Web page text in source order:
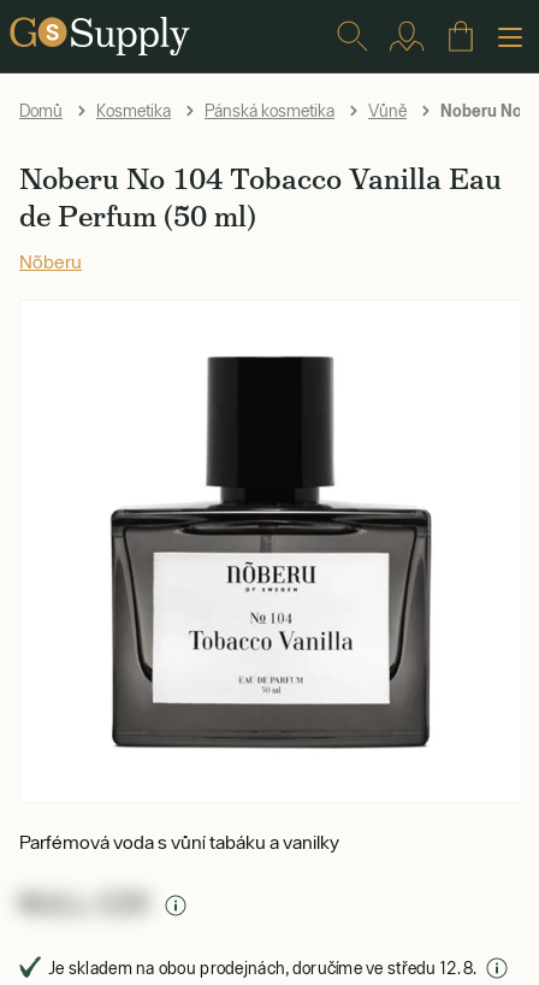
Domů Kosmetika Pánská kosmetika Vůně Noberu No
Noberu No 104 Tobacco Vanilla Eau
de Perfum (50 ml)
Nõberu
Parfémová voda s vůní tabáku a vanilky
NULL CZK
Je skladem na obou prodejnách, doručíme ve středu 12. 8.